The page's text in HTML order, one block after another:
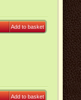
Add to basket
Add to basket